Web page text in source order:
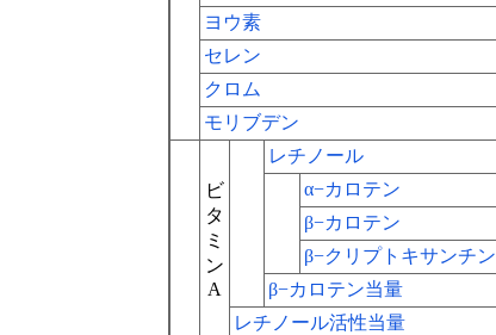
ヨウ素
セレン
クロム
モリブデン
ビ
タ
ミ
ン
A
レチノール
α−カロテン
β−カロテン
β−クリプトキサンチン
β−カロテン当量
レチノール活性当量